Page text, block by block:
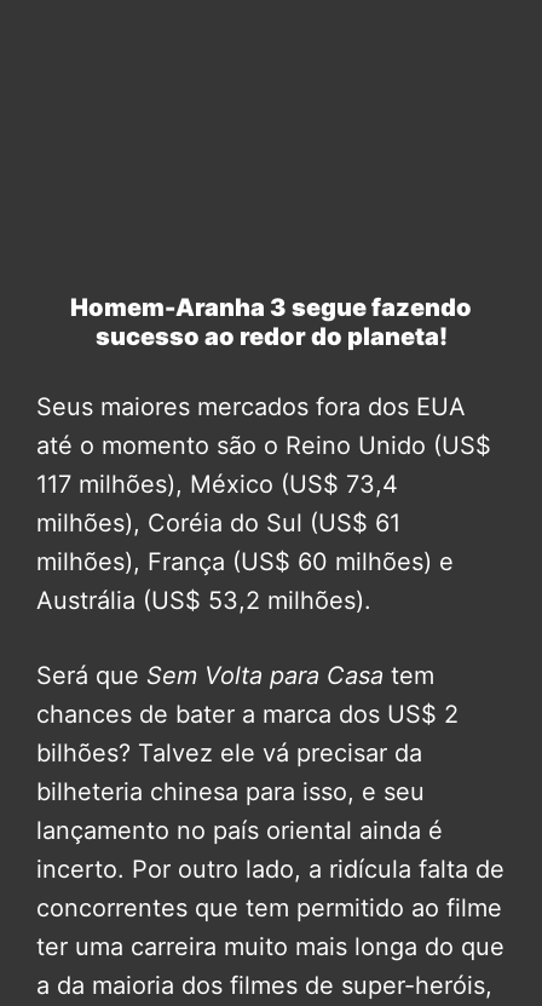
Homem-Aranha 3 segue fazendo
sucesso ao redor do planeta!
Seus maiores mercados fora dos EUA
até o momento são o Reino Unido (US$
117 milhões), México (US$ 73,4
milhões), Coréia do Sul (US$ 61
milhões), França (US$ 60 milhões) e
Austrália (US$ 53,2 milhões).
Será que Sem Volta para Casa tem
chances de bater a marca dos US$ 2
bilhões? Talvez ele vá precisar da
bilheteria chinesa para isso, e seu
lançamento no país oriental ainda é
incerto. Por outro lado, a ridícula falta de
concorrentes que tem permitido ao filme
ter uma carreira muito mais longa do que
a da maioria dos filmes de super-heróis,